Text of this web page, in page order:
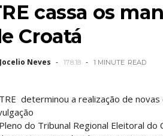
cassa os
Croatá
Jocelio Neves 17.8.18 1 MINUTE READ
determinou a realização de novas
do Tribunal Regional Eleitoral